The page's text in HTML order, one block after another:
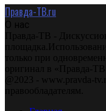
Правда-ТВ.ru
О нас
Правда-ТВ -
только при
оригинал в «Правда-ТВ»
@2023 - www.pravda-
правообладателям.